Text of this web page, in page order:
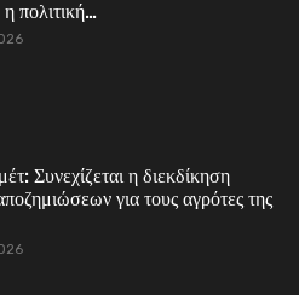
πολιτική…
Συνεχίζεται η διεκδίκηση
για τους αγρότες της